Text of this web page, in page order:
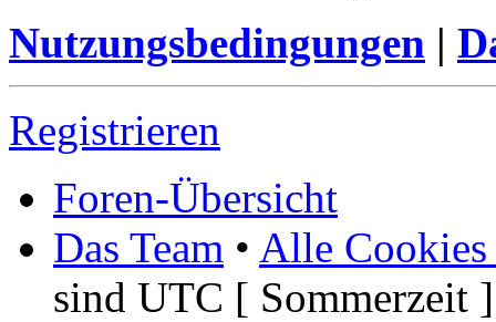
Nutzungsbedingungen |
Registrieren
Foren-Übersicht
Das Team • Alle Cookies
sind UTC [ Sommerzeit ]